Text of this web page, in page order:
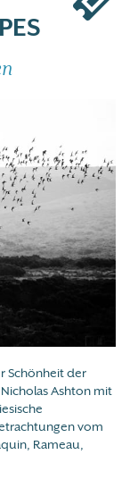
Schönheit der
Ashton mit
vom
Rameau,